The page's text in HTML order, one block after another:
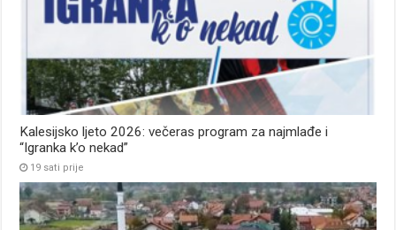
Kalesijsko ljeto 2026: večeras program za najmlađe i
“Igranka k’o nekad”
19 sati prije